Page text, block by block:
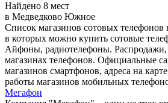
Найдено 8 мест
в Медведково Южное
Список магазинов сотовых
в которых можно купить сотовые
Айфоны, радиотелефоны.
магазинах телефонов. Официальные
магазинов смартфонов, адреса на
работы магазинов мобильных
Мегафон